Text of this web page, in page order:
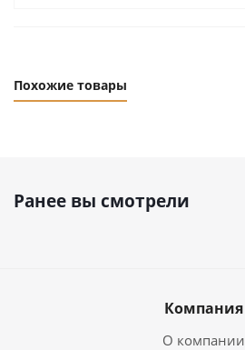
Похожие товары
Ранее вы смотрели
Компания
О компании